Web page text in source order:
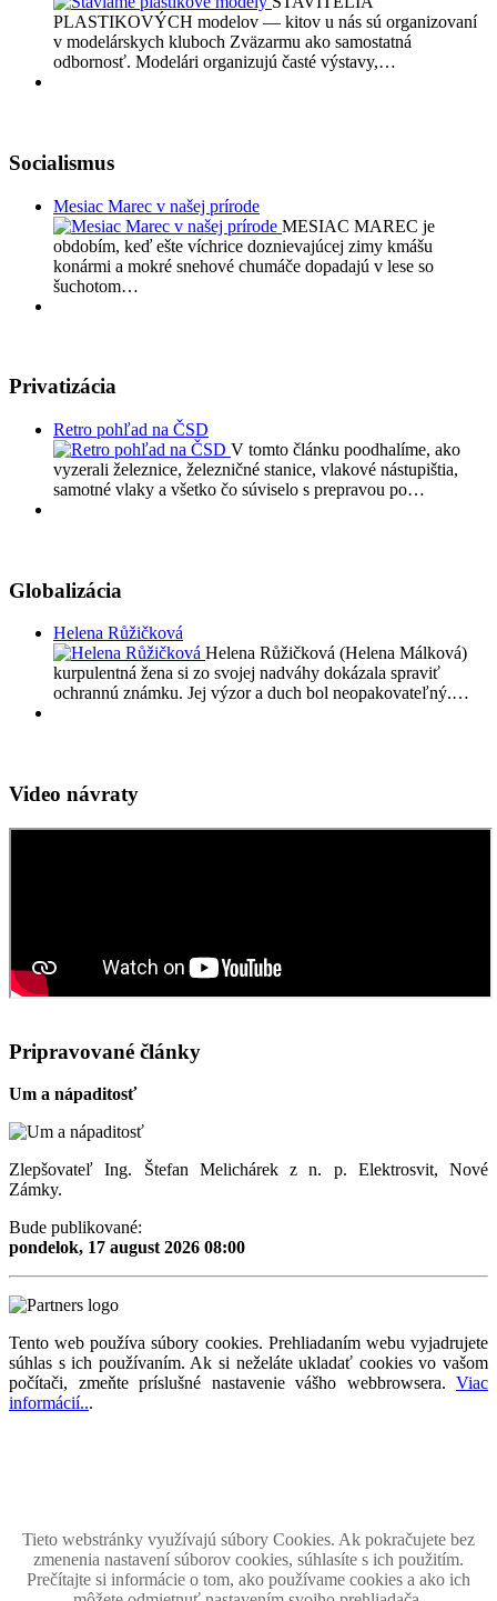
PLASTIKOVÝCH modelov — kitov u nás sú organizovaní
v modelárskych kluboch Zväzarmu ako samostatná
odbornosť. Modelári organizujú časté výstavy,…
Socialismus
Mesiac Marec v našej prírode
MESIAC MAREC je
obdobím, keď ešte víchrice doznievajúcej zimy kmášu
konármi a mokré snehové chumáče dopadajú v lese so
šuchotom…
Privatizácia
Retro pohľad na ČSD
V tomto článku poodhalíme, ako
vyzerali železnice, železničné stanice, vlakové nástupištia,
samotné vlaky a všetko čo súviselo s prepravou po…
Globalizácia
Helena Růžičková
Helena Růžičková (Helena Málková)
kurpulentná žena si zo svojej nadváhy dokázala spraviť
ochrannú známku. Jej výzor a duch bol neopakovateľný.…
Video návraty
Pripravované články
Um a nápaditosť
Zlepšovateľ Ing. Štefan Melichárek z n. p. Elektrosvit, Nové
Zámky.
Bude publikované:
pondelok, 17 august 2026 08:00
Tento web používa súbory cookies. Prehliadaním webu vyjadrujete
súhlas s ich používaním. Ak si neželáte ukladať cookies vo vašom
počítači, zmeňte príslušné nastavenie vášho webbrowsera. Viac
informácií...
Tieto webstránky využívajú súbory Cookies. Ak pokračujete bez
zmenenia nastavení súborov cookies, súhlasíte s ich použitím.
Prečítajte si informácie o tom, ako používame cookies a ako ich